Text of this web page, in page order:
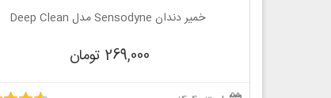
خمیر دندان Sensodyne مدل Deep Clean
269,000 تومان